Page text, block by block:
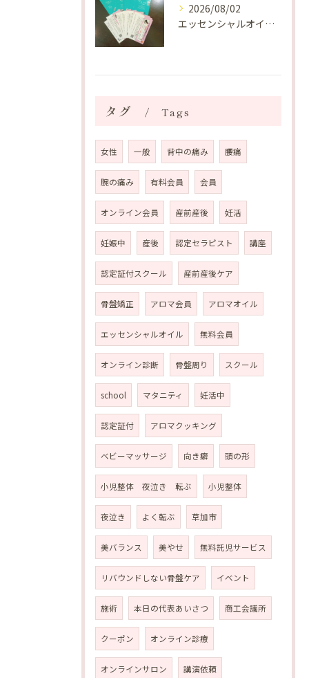
2026/08/02
エッセンシャルオイルプレゼントご当選番号発表 2026年8月
タグ Tags
女性 一般 背中の痛み 腰痛
腕の痛み 有料会員 会員
オンライン会員 産前産後 妊活
妊娠中 産後 認定セラピスト 講座
認定証付スクール 産前産後ケア
骨盤矯正 アロマ会員 アロマオイル
エッセンシャルオイル 無料会員
オンライン診断 骨盤周り スクール
school マタニティ 妊活中
認定証付 アロマクッキング
ベビーマッサージ 向き癖 頭の形
小児整体 夜泣き 転ぶ 小児整体
夜泣き よく転ぶ 草加市
美バランス 美やせ 無料託児サービス
リバウンドしない骨盤ケア イベント
施術 本日の代表あいさつ 商工会議所
クーポン オンライン診療
オンラインサロン 講演依頼